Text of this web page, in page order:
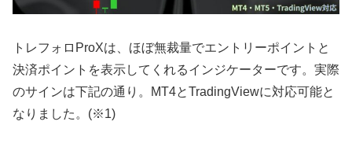
トレフォロProXは、ほぼ無裁量でエントリーポイントと
決済ポイントを表示してくれるインジケーターです。実際
のサインは下記の通り。MT4とTradingViewに対応可能と
なりました。(※1)